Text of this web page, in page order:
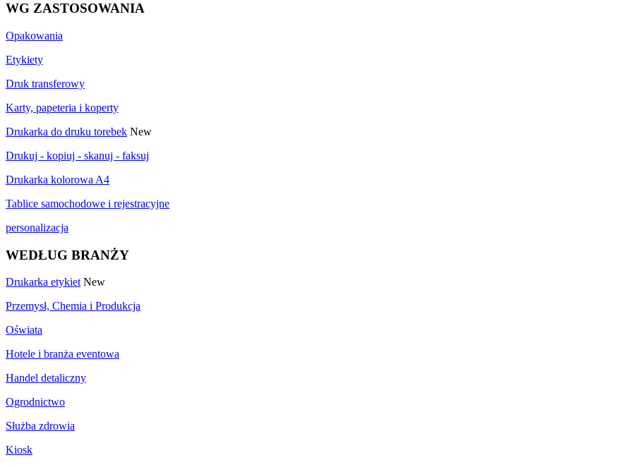
WG ZASTOSOWANIA
Opakowania
Etykiety
Druk transferowy
Karty, papeteria i koperty
Drukarka do druku torebek New
Drukuj - kopiuj - skanuj - faksuj
Drukarka kolorowa A4
Tablice samochodowe i rejestracyjne
personalizacja
WEDŁUG BRANŻY
Drukarka etykiet New
Przemysł, Chemia i Produkcja
Oświata
Hotele i branża eventowa
Handel detaliczny
Ogrodnictwo
Służba zdrowia
Kiosk